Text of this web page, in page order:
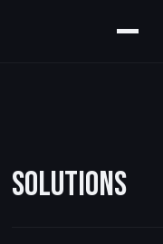
Solutions
RHÔNE-ALPES